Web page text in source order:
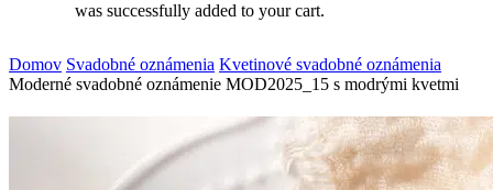
was successfully added to your cart.
Domov Svadobné oznámenia Kvetinové svadobné oznámenia
Moderné svadobné oznámenie MOD2025_15 s modrými kvetmi